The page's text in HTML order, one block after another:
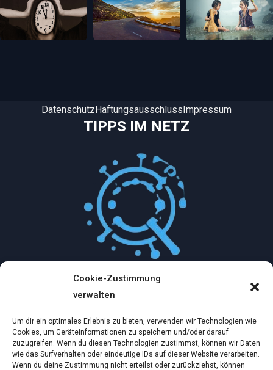
Cookie-Zustimmung
verwalten
Um dir ein optimales Erlebnis zu bieten, verwenden wir Technologien wie
Cookies, um Geräteinformationen zu speichern und/oder darauf
zuzugreifen. Wenn du diesen Technologien zustimmst, können wir Daten
wie das Surfverhalten oder eindeutige IDs auf dieser Website verarbeiten.
Wenn du deine Zustimmung nicht erteilst oder zurückziehst, können
TIPPS IM NETZ
Datenschutz Haftungsausschluss Impressum
Mythologische Abenteuer in der Welt der
Dez. 2, 2024
Ein virtueller Traum am wilden Strand